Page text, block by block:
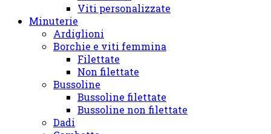
Viti personalizzate
Minuterie
Ardiglioni
Borchie e viti femmina
Filettate
Non filettate
Bussoline
Bussoline filettate
Bussoline non filettate
Dadi